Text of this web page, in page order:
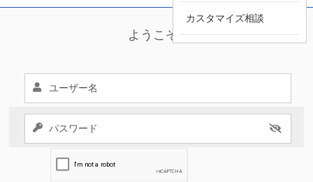
カスタマイズ相談
ようこそ !